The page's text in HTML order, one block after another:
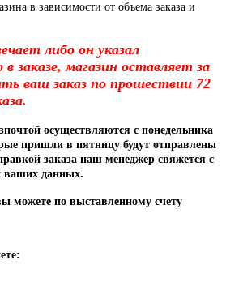
в зависимости от объема заказа и
либо он указал
заказе, магазин оставляет за
ваш заказ по прошествии 72
осуществляются с понедельника
пришли в пятницу будут отправлены
заказа наш менеджер свяжется с
ваших данных.
можете по выставленному счету